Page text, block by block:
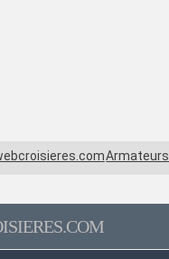
Armateurs